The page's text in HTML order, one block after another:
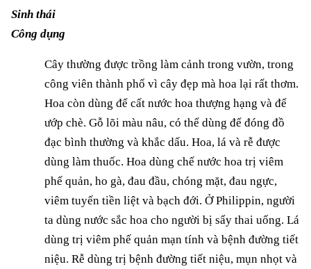
Sinh thái
Công dụng
Cây thường được trồng làm cảnh trong vườn, trong
công viên thành phố vì cây đẹp mà hoa lại rất thơm.
Hoa còn dùng để cất nước hoa thượng hạng và để
ướp chè. Gỗ lõi màu nâu, có thể dùng để đóng đồ
đạc bình thường và khắc dấu. Hoa, lá và rễ được
dùng làm thuốc. Hoa dùng chế nước hoa trị viêm
phế quản, ho gà, đau đầu, chóng mặt, đau ngực,
viêm tuyến tiền liệt và bạch đới. Ở Philippin, người
ta dùng nước sắc hoa cho người bị sẩy thai uống. Lá
dùng trị viêm phế quản mạn tính và bệnh đường tiết
niệu. Rễ dùng trị bệnh đường tiết niệu, mụn nhọt và